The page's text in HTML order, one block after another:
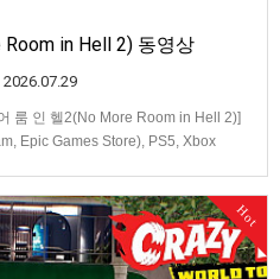
in Hell 2) 동영상
2026.07.29
룸 인 헬2(No More Room in Hell 2)]
Epic Games Store), PS5, Xbox
Hot